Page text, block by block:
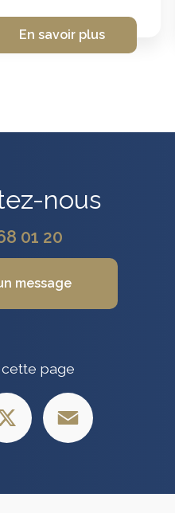
En savoir plus
nous
01 20
message
page